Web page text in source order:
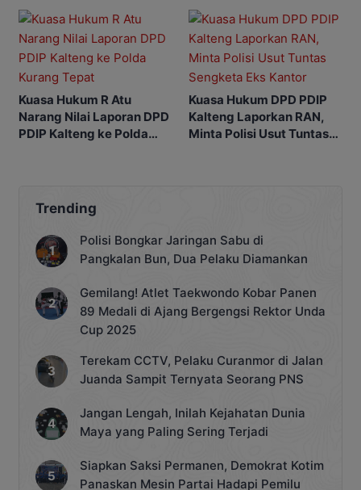
Kuasa Hukum R Atu
Narang Nilai Laporan DPD
PDIP Kalteng ke Polda
Kuasa Hukum DPD PDIP
Kalteng Laporkan RAN,
Minta Polisi Usut Tuntas
Trending
Polisi Bongkar Jaringan Sabu di
Pangkalan Bun, Dua Pelaku Diamankan
Gemilang! Atlet Taekwondo Kobar Panen
89 Medali di Ajang Bergengsi Rektor Unda
Cup 2025
Terekam CCTV, Pelaku Curanmor di Jalan
Juanda Sampit Ternyata Seorang PNS
Jangan Lengah, Inilah Kejahatan Dunia
Maya yang Paling Sering Terjadi
Siapkan Saksi Permanen, Demokrat Kotim
Panaskan Mesin Partai Hadapi Pemilu